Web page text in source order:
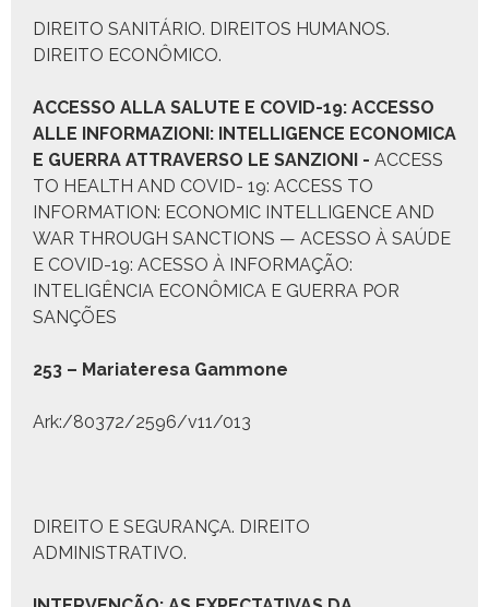
DIREITO SANITÁRIO. DIREITOS HUMANOS.
DIREITO ECONÔMICO.
ACCESSO ALLA SALUTE E COVID-19: ACCESSO
ALLE INFORMAZIONI: INTELLIGENCE ECONOMICA
E GUERRA ATTRAVERSO LE SANZIONI - ACCESS
TO HEALTH AND COVID- 19: ACCESS TO
INFORMATION: ECONOMIC INTELLIGENCE AND
WAR THROUGH SANCTIONS — ACESSO À SAÚDE
E COVID-19: ACESSO À INFORMAÇÃO:
INTELIGÊNCIA ECONÔMICA E GUERRA POR
SANÇÕES
253 – Mari­atere­sa Gam­mone
Ark:/80372/2596/v11/013
DIREITO E SEGURANÇA. DIREITO
ADMINISTRATIVO.